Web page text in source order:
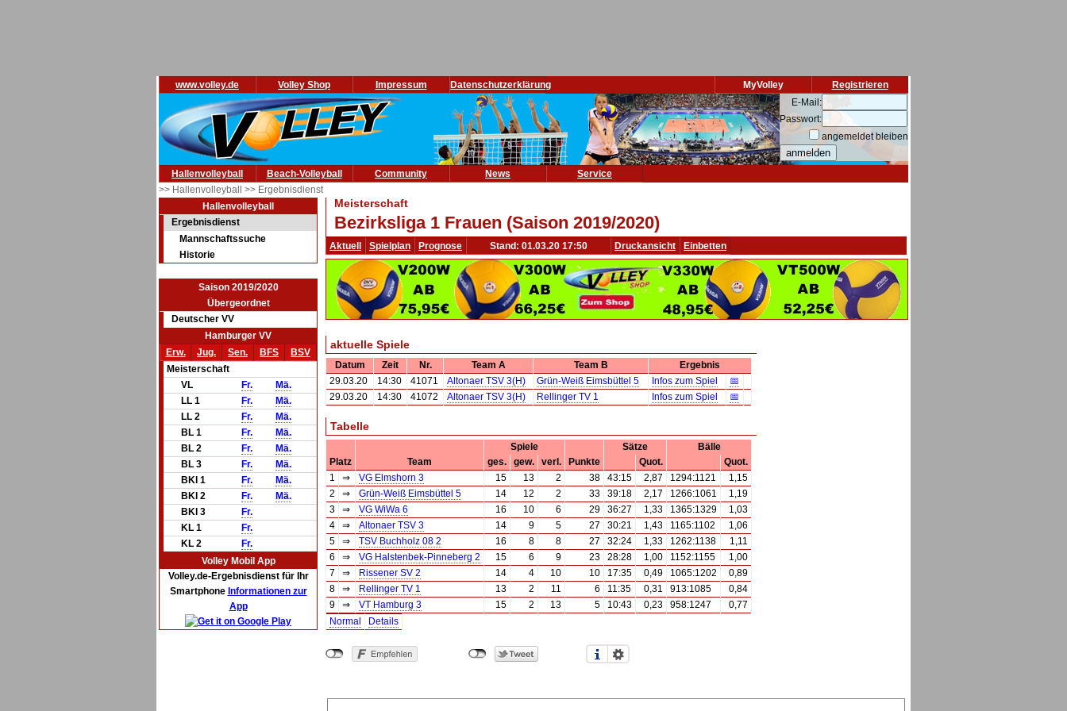
www.volley.de Volley Shop Impressum Datenschutzerklärung Registrieren
MyVolley
E-Mail:
Passwort:
angemeldet bleiben
Hallenvolleyball Beach-Volleyball Community News
Service
>> Hallenvolleyball >> Ergebnisdienst
Hallenvolleyball
Ergebnisdienst
Mannschaftssuche
Historie
Saison 2019/2020
Übergeordnet
Deutscher VV
Hamburger VV
Erw.
Jug. Sen. BFS
BSV
Meisterschaft
VL
Fr.
Mä.
LL 1
Fr.
Mä.
LL 2
Fr.
Mä.
BL 1
Fr.
Mä.
BL 2
Fr.
Mä.
BL 3
Fr.
Mä.
BKl 1
Fr.
Mä.
BKl 2
Fr.
Mä.
BKl 3
Fr.
KL 1
Fr.
KL 2
Fr.
Volley Mobil App
Volley.de-Ergebnisdienst für Ihr
Smartphone Informationen zur
App
Meisterschaft
Bezirksliga 1 Frauen (Saison 2019/2020)
Aktuell Spielplan Prognose Stand: 01.03.20 17:50 Druckansicht Einbetten
aktuelle Spiele
Datum Zeit Nr. Team A Team B
Ergebnis
29.03.20
14:30 41071 Altonaer TSV 3(H) Grün-Weiß Eimsbüttel 5 Infos zum Spiel
📅
29.03.20
14:30 41072 Altonaer TSV 3(H) Rellinger TV 1 Infos zum Spiel 📅
Tabelle
Spiele Sätze
Bälle
Platz
Team ges. gew. verl. Punkte Quot.
Quot.
1
⇒ VG Elmshorn 3 15 13 2 38 43:15 2,87 1294:1121
1,15
2
⇒ Grün-Weiß Eimsbüttel 5 14 12 2 33 39:18 2,17 1266:1061
1,19
3
⇒ VG WiWa 6 16 10 6 29 36:27 1,33 1365:1329
1,03
4
⇒ Altonaer TSV 3 14 9 5 27 30:21 1,43 1165:1102
1,06
5
⇒ TSV Buchholz 08 2 16 8 8 27 32:24 1,33 1262:1138
1,11
6
⇒ VG Halstenbek-Pinneberg 2 15 6 9 23 28:28 1,00 1152:1155
1,00
7
⇒ Rissener SV 2 14 4 10 10 17:35 0,49 1065:1202
0,89
8
⇒ Rellinger TV 1 13 2 11 6 11:35 0,31 913:1085
0,84
9
⇒ VT Hamburg 3 15 2 13 5 10:43 0,23 958:1247
0,77
Normal
Details